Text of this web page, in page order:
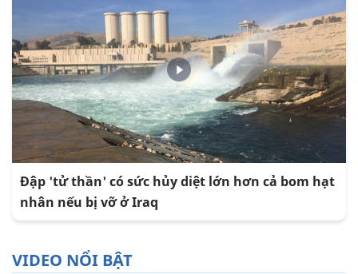
Đập 'tử thần' có sức hủy diệt lớn hơn cả bom hạt
nhân nếu bị vỡ ở Iraq
VIDEO NỔI BẬT